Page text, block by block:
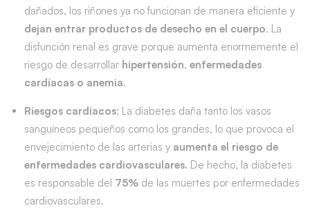
dañados, los riñones ya no funcionan de manera eficiente y
dejan entrar productos de desecho en el cuerpo. La
disfunción renal es grave porque aumenta enormemente el
riesgo de desarrollar hipertensión, enfermedades
cardíacas o anemia.
Riesgos cardíacos: La diabetes daña tanto los vasos
sanguíneos pequeños como los grandes, lo que provoca el
envejecimiento de las arterias y aumenta el riesgo de
enfermedades cardiovasculares. De hecho, la diabetes
es responsable del 75% de las muertes por enfermedades
cardiovasculares.